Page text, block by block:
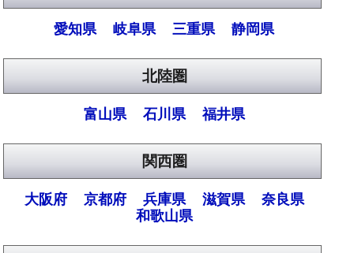
愛知県 岐阜県 三重県 静岡県
北陸圏
富山県 石川県 福井県
関西圏
大阪府 京都府 兵庫県 滋賀県
奈良県
和歌山県